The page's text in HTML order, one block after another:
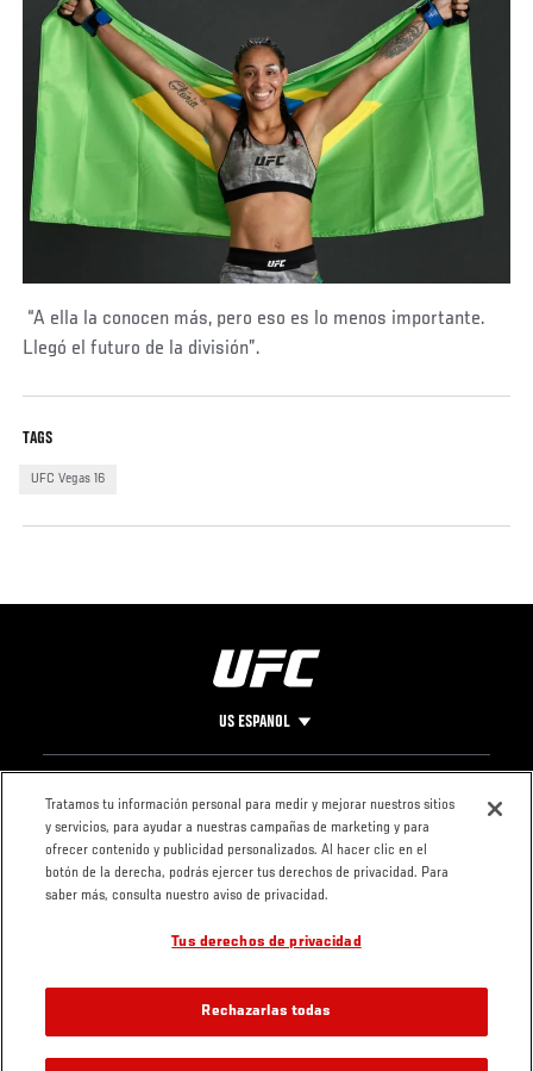
“A ella la conocen más, pero eso es lo menos importante.
Llegó el futuro de la división”.
TAGS
UFC Vegas 16
US ESPANOL
Pie
de
Página
CONTACTO
LEGAL
Condiciones
Política de
privacidad
Tratamos tu información personal para medir y mejorar nuestros sitios
y servicios, para ayudar a nuestras campañas de marketing y para
ofrecer contenido y publicidad personalizados. Al hacer clic en el
botón de la derecha, podrás ejercer tus derechos de privacidad. Para
saber más, consulta nuestro aviso de privacidad.
Tus derechos de privacidad
Rechazarlas todas